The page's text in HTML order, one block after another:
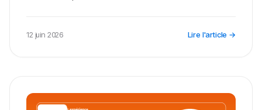
12 juin 2026 Lire l'article →